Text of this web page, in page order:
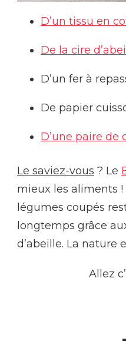
D’un tissu en
De la cire
D’un fer à
De papier
D’une paire de
Le saviez-vous ? Le
mieux les aliments
légumes coupés
longtemps grâce
d’abeille. La nature
Allez